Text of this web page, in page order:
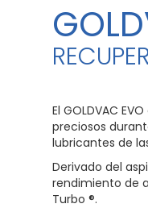
El GOLDVAC
preciosos
lubricantes de
Derivado del
rendimiento de
Turbo ®.